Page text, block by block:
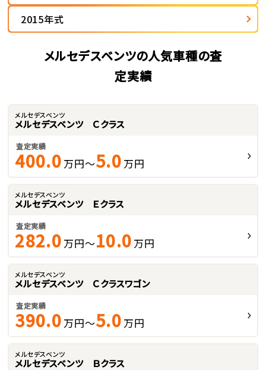
2015年式
メルセデスベンツの人気車種の査
定実績
メルセデスベンツ
メルセデスベンツ Ｃクラス
査定実績
400.0 万円～5.0 万円
メルセデスベンツ
メルセデスベンツ Ｅクラス
査定実績
282.0 万円～10.0 万円
メルセデスベンツ
メルセデスベンツ Ｃクラスワゴン
査定実績
390.0 万円～5.0 万円
メルセデスベンツ
メルセデスベンツ Ｂクラス